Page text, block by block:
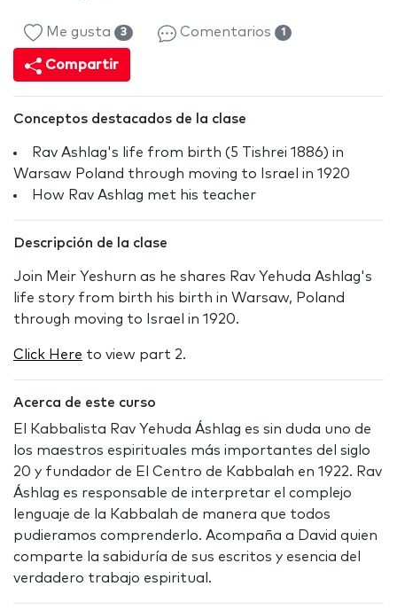
Me gusta 3 Comentarios 1
Compartir
Conceptos destacados de la clase
Rav Ashlag's life from birth (5 Tishrei 1886) in
Warsaw Poland through moving to Israel in 1920
How Rav Ashlag met his teacher
Descripción de la clase
Join Meir Yeshurn as he shares Rav Yehuda Ashlag's
life story from birth his birth in Warsaw, Poland
through moving to Israel in 1920.
Click Here to view part 2.
Acerca de este curso
El Kabbalista Rav Yehuda Áshlag es sin duda uno de
los maestros espirituales más importantes del siglo
20 y fundador de El Centro de Kabbalah en 1922. Rav
Áshlag es responsable de interpretar el complejo
lenguaje de la Kabbalah de manera que todos
pudieramos comprenderlo. Acompaña a David quien
comparte la sabiduría de sus escritos y esencia del
verdadero trabajo espiritual.